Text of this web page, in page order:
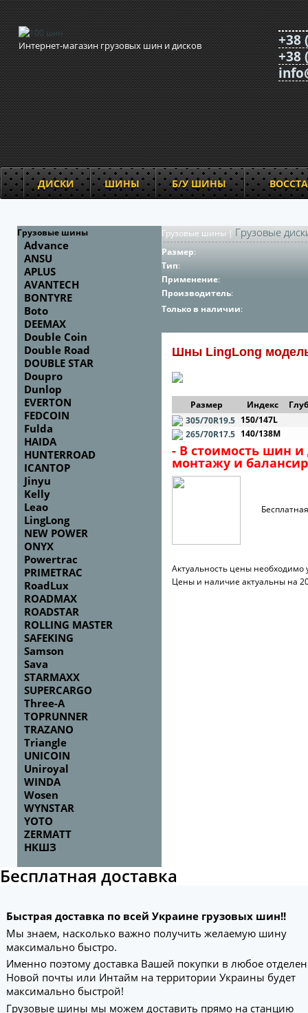
Интернет-магазин грузовых шин и дисков
+38
+38
ДИСКИ ШИНЫ Б/У ШИНЫ
Грузовые шины
Advance
ANSU
APLUS
AVANTECH
BONTYRE
Boto
DEEMAX
Double Coin
Double Road
DOUBLE STAR
Doupro
Dunlop
EVERTON
FEDCOIN
Fulda
HAIDA
HUNTERROAD
ICANTOP
Jinyu
Kelly
Leao
LingLong
NEW POWER
ONYX
Powertrac
PRIMETRAC
RoadLux
ROADMAX
ROADSTAR
ROLLING MASTER
SAFEKING
Samson
Sava
STARMAXX
SUPERCARGO
Three-A
TOPRUNNER
TRAZANO
Triangle
UNICOIN
Uniroyal
WINDA
Wosen
WYNSTAR
YOTO
ZERMATT
НКШЗ
Грузовые шины | Грузовые
Размер:
Тип:
Применение:
Производитель:
Только в наличии:
Шны LingLong
Размер Индекс
305/70R19.5 150/147L
265/70R17.5 140/138M
- В стоимость шин и
монтажу и
Бесплатная
Актуальность цены необходимо
Цены и наличие актуальны на
Бесплатная доставка
Быстрая доставка по всей Украине грузовых шин!!
Мы знаем, насколько важно получить желаемую шину
максимально быстро.
Именно поэтому доставка Вашей покупки в любое
Новой почты или Интайм на территории Украины будет
максимально быстрой!
Грузовые шины мы можем доставить прямо на станцию